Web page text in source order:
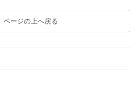
ページの上へ戻る